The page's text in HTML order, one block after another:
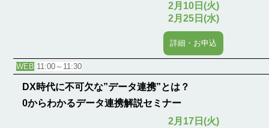
2月10日(火)
2月25日(水)
詳細・お申込
WEB 11:00～11:30
DX時代に不可欠な”データ連携”とは？
0からわかるデータ連携解説セミナー
2月17日(火)